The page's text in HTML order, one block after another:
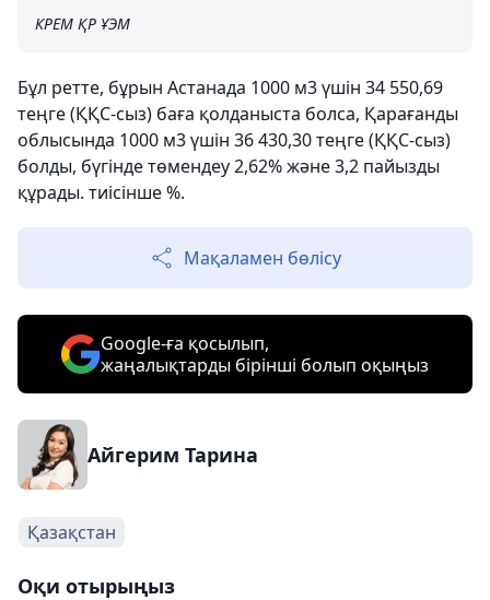
КРЕМ ҚР ҰЭМ
Бұл ретте, бұрын Астанада 1000 м3 үшін 34 550,69
теңге (ҚҚС-сыз) баға қолданыста болса, Қарағанды ​​
облысында 1000 м3 үшін 36 430,30 теңге (ҚҚС-сыз)
болды, бүгінде төмендеу 2,62% және 3,2 пайызды
құрады. тиісінше %.
Мақаламен бөлісу
Google-ға қосылып,
жаңалықтарды бірінші болып оқыңыз
Айгерим Тарина
Қазақстан
Оқи отырыңыз